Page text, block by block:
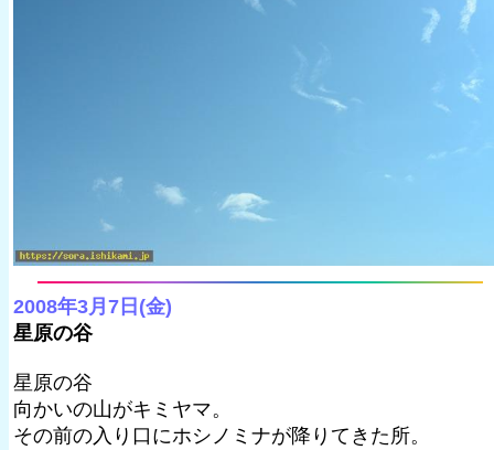
2008年3月7日(金)
星原の谷
星原の谷
向かいの山がキミヤマ。
その前の入り口にホシノミナが降りてきた所。